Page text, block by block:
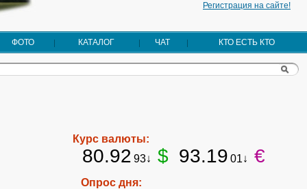
Регистрация на сайте!
ФОТО КАТАЛОГ ЧАТ КТО ЕСТЬ КТО
Курс валюты:
80.92 93↓ $ 93.19 01↓ €
Опрос дня: